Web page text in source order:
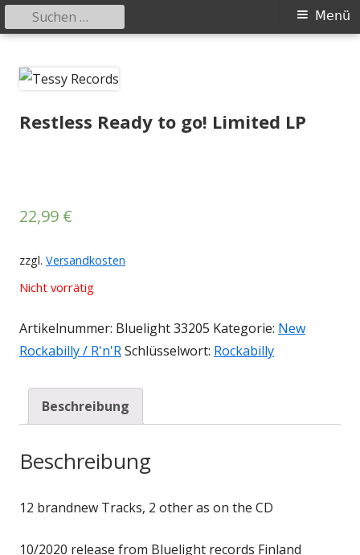
zum
Primäres
Menü
Suchen
nach:
Restless Ready to go! Limited LP
22,99 €
zzgl. Versandkosten
Nicht vorrätig
Artikelnummer: Bluelight 33205 Kategorie: New
Rockabilly / R'n'RSchlüsselwort: Rockabilly
Beschreibung
Beschreibung
12 brandnew Tracks, 2 other as on the CD
10/2020 release from Bluelight records Finland